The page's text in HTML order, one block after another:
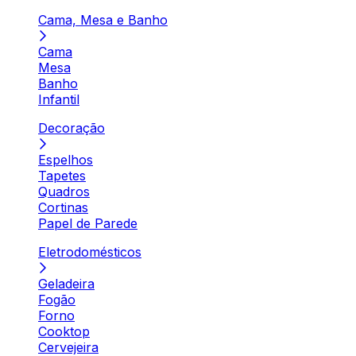
Cama, Mesa e Banho
Cama
Mesa
Banho
Infantil
Decoração
Espelhos
Tapetes
Quadros
Cortinas
Papel de Parede
Eletrodomésticos
Geladeira
Fogão
Forno
Cooktop
Cervejeira